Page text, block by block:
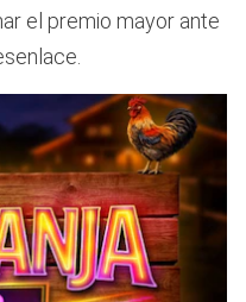
el premio mayor ante